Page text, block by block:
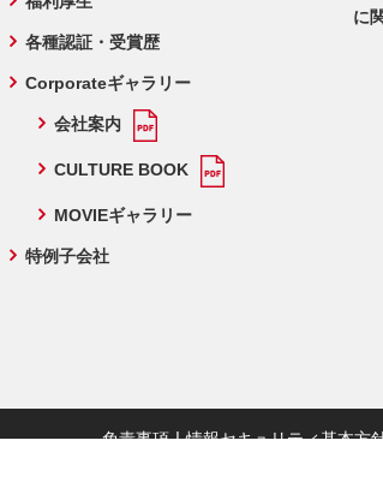
各種認証・受賞歴
Corporateギャラリー
会社案内
CULTURE BOOK
MOVIEギャラリー
特例子会社
に
免責事項 情報セキュリティ基本方